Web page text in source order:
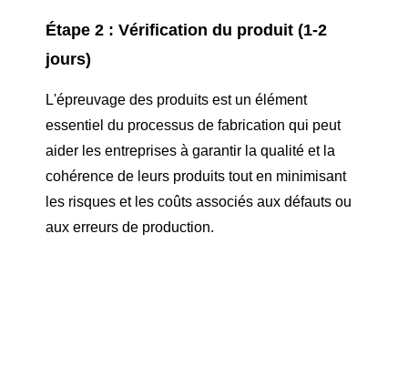
Étape 2 : Vérification du produit (1-2
jours)
L'épreuvage des produits est un élément
essentiel du processus de fabrication qui peut
aider les entreprises à garantir la qualité et la
cohérence de leurs produits tout en minimisant
les risques et les coûts associés aux défauts ou
aux erreurs de production.